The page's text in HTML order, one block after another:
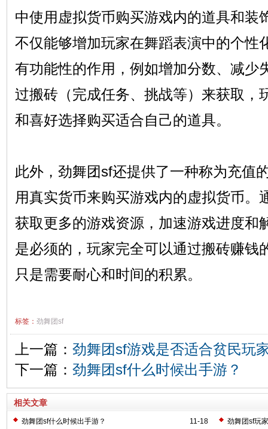
中使用虚拟货币购买游戏内的道具和装
不仅能够增加玩家在舞蹈表演中的个性
有功能性的作用，例如增加分数、减少
过搬砖（完成任务、挑战等）来获取，
和喜好选择购买适合自己的道具。
此外，劲舞团sf还提供了一种称为充值
用真实货币来购买游戏内的虚拟货币。
获取更多的游戏资源，加速游戏进度和
是必须的，玩家完全可以通过搬砖赚钱
只是需要耐心和时间的积累。
标签： 劲舞团sf
上一篇： 劲舞团sf游戏是否适合贫民玩
下一篇： 劲舞团sf什么时候出手游？
相关文章
11-18
劲舞团sf什么时候出手游？ 劲舞团sf玩